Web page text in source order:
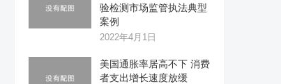
验检测市场监管执法典型
案例
2022年4月1日
美国通胀率居高不下 消费
者支出增长速度放缓